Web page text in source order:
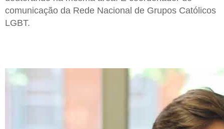
comunicação da Rede Nacional de Grupos Católicos
LGBT.